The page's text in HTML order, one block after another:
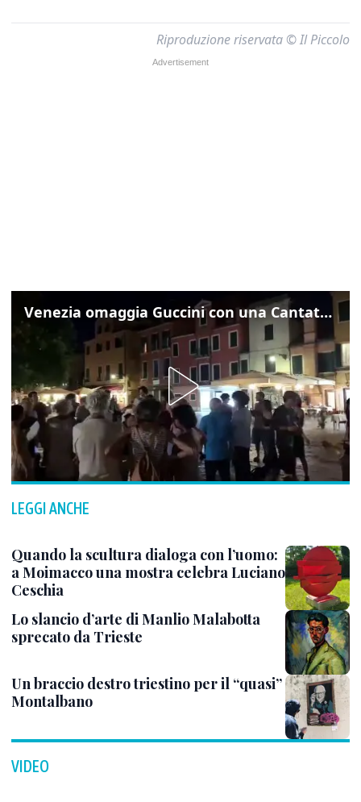
Riproduzione riservata © Il Piccolo
Venezia omaggia Guccini con una Cantata Anarchica in campo Santa Margherita
LEGGI ANCHE
Quando la scultura dialoga con l’uomo:
a Moimacco una mostra celebra Luciano
Ceschia
Lo slancio d’arte di Manlio Malabotta
sprecato da Trieste
Un braccio destro triestino per il “quasi”
Montalbano
VIDEO